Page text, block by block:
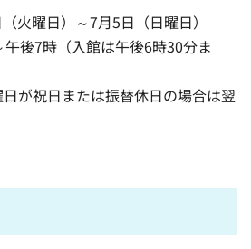
火曜日）～7月5日（日曜日）
後7時（入館は午後6時30分ま
が祝日または振替休日の場合は翌